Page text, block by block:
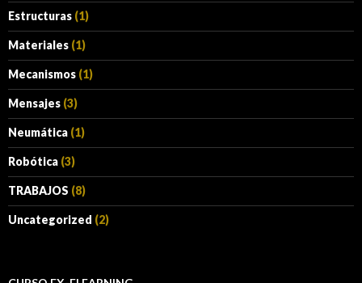
Estructuras (1)
Materiales (1)
Mecanismos (1)
Mensajes (3)
Neumática (1)
Robótica (3)
TRABAJOS (8)
Uncategorized (2)